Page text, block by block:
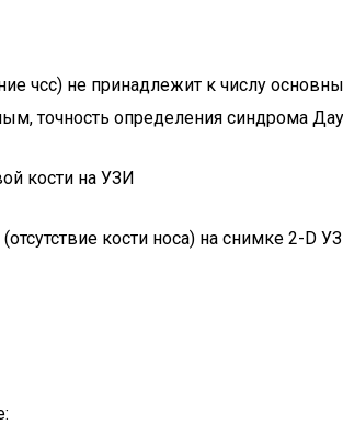
чсс) не принадлежит к числу
точность определения синдрома
кости носа) на снимке 2-D